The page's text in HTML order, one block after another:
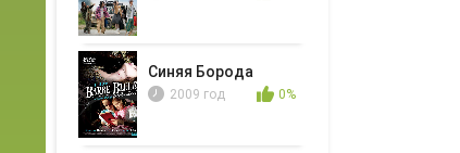
Синяя Борода
2009 год 0%